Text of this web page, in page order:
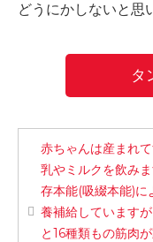
どうにかしないと思
タ
赤ちゃんは産まれ
乳やミルクを飲み
存本能(吸綴本能)に
養補給しています
と16種類もの筋肉